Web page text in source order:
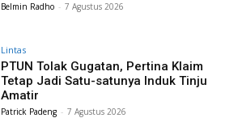
Belmin Radho - 7 Agustus 2026
Lintas
PTUN Tolak Gugatan, Pertina Klaim
Tetap Jadi Satu-satunya Induk Tinju
Amatir
Patrick Padeng - 7 Agustus 2026